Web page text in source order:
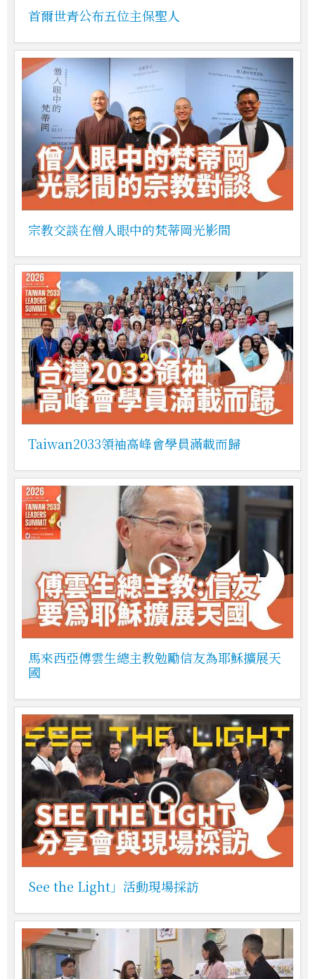
首爾世青公布五位主保聖人
宗教交談在僧人眼中的梵蒂岡光影間
Taiwan2033領袖高峰會學員滿載而歸
馬來西亞傅雲生總主教勉勵信友為耶穌擴展天
國
See the Light」活動現場採訪